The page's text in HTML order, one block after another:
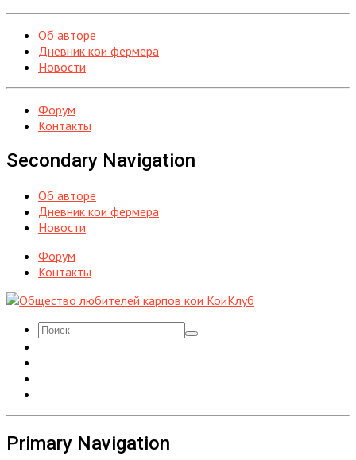
Об авторе
Дневник кои фермера
Новости
Форум
Контакты
Secondary Navigation
Об авторе
Дневник кои фермера
Новости
Форум
Контакты
Primary Navigation